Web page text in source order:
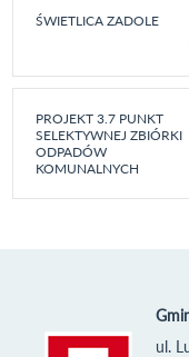
ŚWIETLICA ZADOLE
PROJEKT 3.7 PUNKT
SELEKTYWNEJ ZBIÓRKI
ODPADÓW
KOMUNALNYCH
ul.